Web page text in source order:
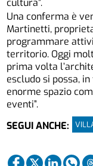
cultura”.
Una conferma è
Martinetti,
programmare
territorio. Oggi
prima volta
escludo si possa,
enorme spazio
eventi”.
SEGUI ANCHE: